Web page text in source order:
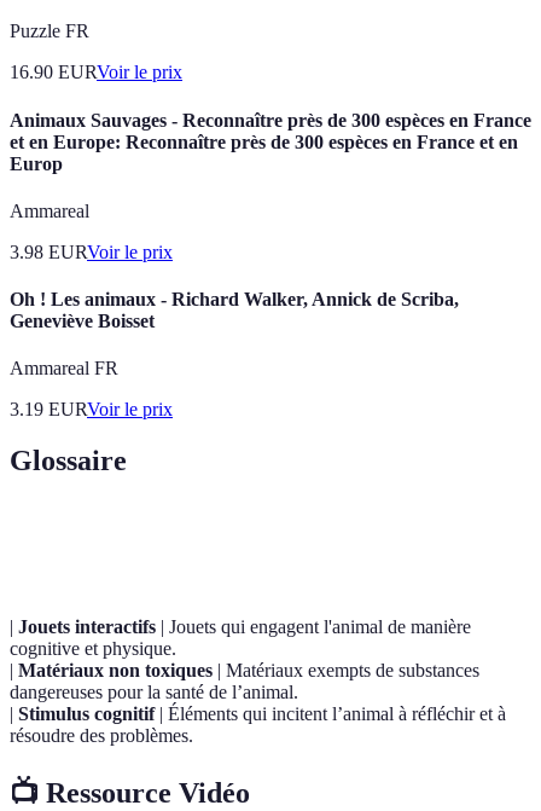
Puzzle FR
16.90 EURVoir le prix
Animaux Sauvages - Reconnaître près de 300 espèces en France
et en Europe: Reconnaître près de 300 espèces en France et en
Europ
Ammareal
3.98 EURVoir le prix
Oh ! Les animaux - Richard Walker, Annick de Scriba,
Geneviève Boisset
Ammareal FR
3.19 EURVoir le prix
Glossaire
| Jouets interactifs | Jouets qui engagent l'animal de manière
cognitive et physique.
| Matériaux non toxiques | Matériaux exempts de substances
dangereuses pour la santé de l’animal.
| Stimulus cognitif| Éléments qui incitent l’animal à réfléchir et à
résoudre des problèmes.
📺 Ressource Vidéo